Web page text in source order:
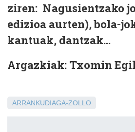
ziren: Nagusientzako
edizioa aurten), bola-
kantuak, dantzak...
Argazkiak: Txomin
ARRANKUDIAGA-ZOLLO